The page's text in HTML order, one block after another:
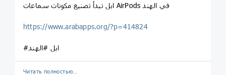
ابل تبدأ تصنيع مكونات سماعات AirPods في الهند
https://www.arabapps.org/?p=414824
#ابل #الهند
Читать полностью…